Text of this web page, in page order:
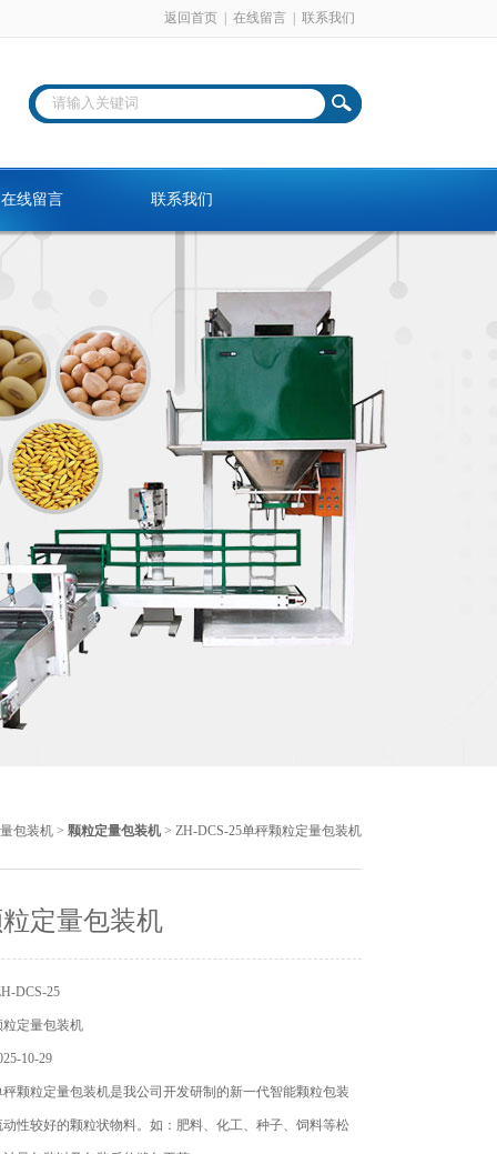
返回首页 在线留言 联系我们
在线留言 联系我们
包装机 > 颗粒定量包装机 > ZH-DCS-25单秤颗粒定量包装机
定量包装机
DCS-25
定量包装机
10-29
颗粒定量包装机是我公司开发研制的新一代智能颗粒包装
性较好的颗粒状物料。如：肥料、化工、种子、饲料等松